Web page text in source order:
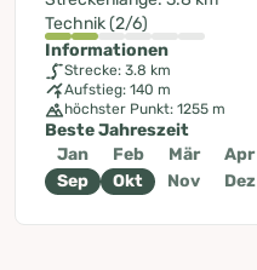
Technik (2/6)
Informationen
Strecke: 3.8 km
Aufstieg: 140 m
höchster Punkt: 1255 m
Beste Jahreszeit
Jan
Feb Mär Apr
Sep
Okt Nov Dez